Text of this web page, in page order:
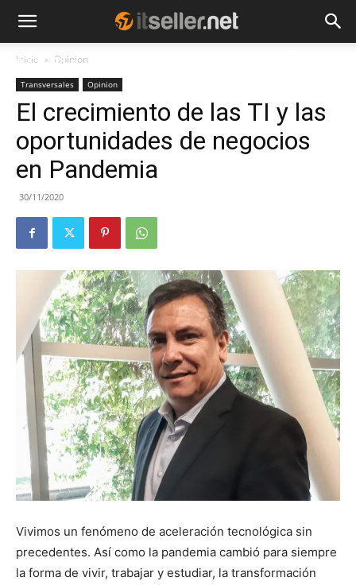
NOTICIAS
Inicio Opinion
Transversales Opinion
El crecimiento de las TI y las
oportunidades de negocios
en Pandemia
30/11/2020
Vivimos un fenómeno de aceleración tecnológica sin
precedentes. Así como la pandemia cambió para siempre
la forma de vivir, trabajar y estudiar, la transformación